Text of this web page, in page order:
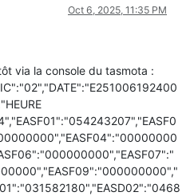
Oct 6, 2025, 11:35 PM
via la console du tasmota :